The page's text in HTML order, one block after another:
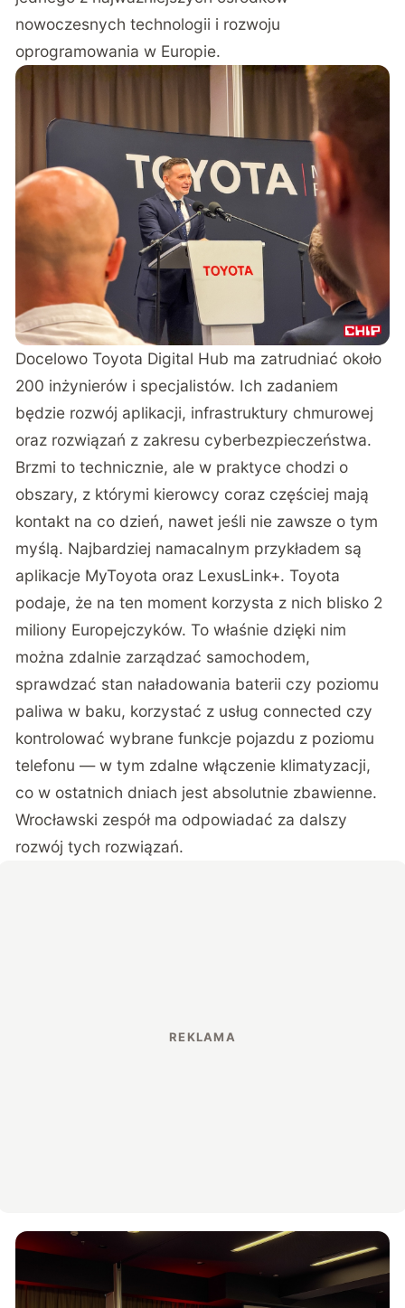
nowoczesnych technologii i rozwoju
oprogramowania w Europie.
Docelowo Toyota Digital Hub ma zatrudniać około
200 inżynierów i specjalistów. Ich zadaniem
będzie rozwój aplikacji, infrastruktury chmurowej
oraz rozwiązań z zakresu cyberbezpieczeństwa.
Brzmi to technicznie, ale w praktyce chodzi o
obszary, z którymi kierowcy coraz częściej mają
kontakt na co dzień, nawet jeśli nie zawsze o tym
myślą. Najbardziej namacalnym przykładem są
aplikacje MyToyota oraz LexusLink+. Toyota
podaje, że na ten moment korzysta z nich blisko 2
miliony Europejczyków. To właśnie dzięki nim
można zdalnie zarządzać samochodem,
sprawdzać stan naładowania baterii czy poziomu
paliwa w baku, korzystać z usług connected czy
kontrolować wybrane funkcje pojazdu z poziomu
telefonu — w tym zdalne włączenie klimatyzacji,
co w ostatnich dniach jest absolutnie zbawienne.
Wrocławski zespół ma odpowiadać za dalszy
rozwój tych rozwiązań.